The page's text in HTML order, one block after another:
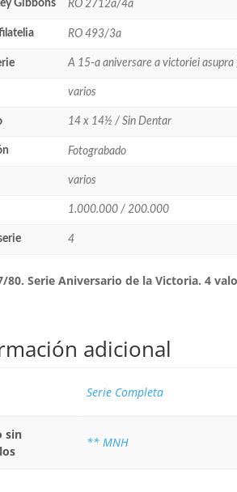
Gibbons RO 2712a/4a
RO 493/3a
A 15-a aniversare a victoriei
varios
14 x 14½ / Sin Dentar
Fotograbado
varios
1.000.000 / 200.000
4
80. Serie Aniversario de la Victoria. 4
adicional
Serie Completa
sin
** MNH